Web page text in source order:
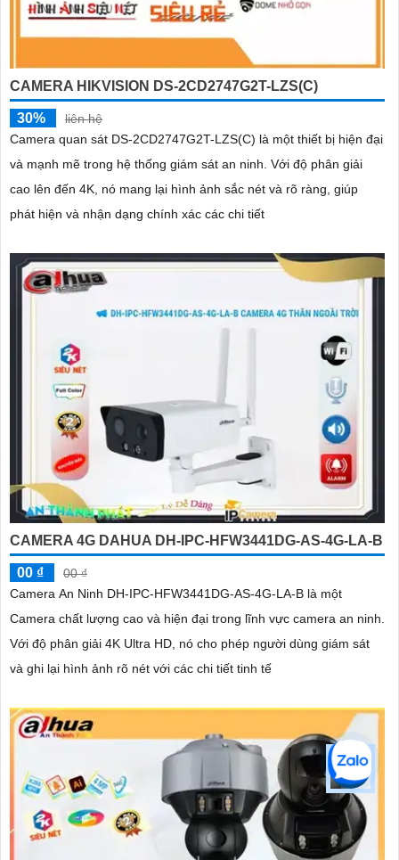
CAMERA HIKVISION DS-2CD2747G2T-LZS(C)
30%
liên hệ
Camera quan sát DS-2CD2747G2T-LZS(C) là một thiết bị hiện đại
và mạnh mẽ trong hệ thống giám sát an ninh. Với độ phân giải
cao lên đến 4K, nó mang lại hình ảnh sắc nét và rõ ràng, giúp
phát hiện và nhận dạng chính xác các chi tiết
CAMERA 4G DAHUA DH-IPC-HFW3441DG-AS-4G-LA-B
00 ₫
00 ₫
Camera An Ninh DH-IPC-HFW3441DG-AS-4G-LA-B là một
Camera chất lượng cao và hiện đại trong lĩnh vực camera an ninh.
Với độ phân giải 4K Ultra HD, nó cho phép người dùng giám sát
và ghi lại hình ảnh rõ nét với các chi tiết tinh tế